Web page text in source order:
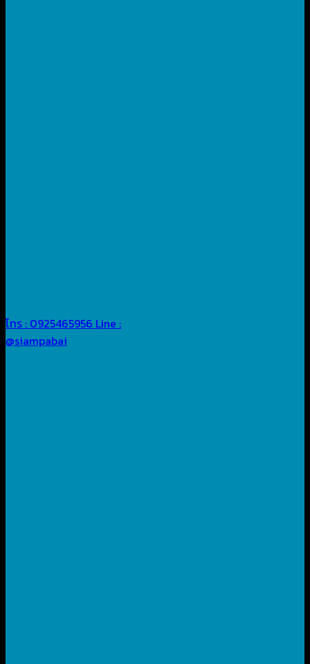
โทร : 0925465956 Line :
@siampabai